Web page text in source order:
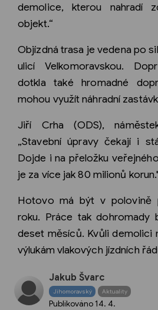
demolice, kterou nahradí
objekt.“
Objízdná trasa je vedena po
ulicí Velkomoravskou.
dotkla také hromadné
mohou využít náhradní
Jiří Crha (ODS),
„Stavební úpravy čekají i
Dojde i na přeložku
je za více jak 80 milionů korun."
Hotovo má být v polovině
roku. Práce tak dohromady
deset měsíců. Kvůli demolici
výlukám vlakových jízdních
Jakub Švarc
Jihomoravský Aktuality
Publikováno 14. 4.